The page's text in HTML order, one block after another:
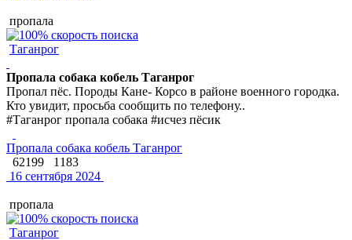
пропала
Таганрог
Пропала собака кобель Таганрог
Пропал пёс. Породы Кане- Корсо в районе военного городка.
Кто увидит, просьба сообщить по телефону..
#Таганрог пропала собака #исчез пёсик
Пропала собака кобель Таганрог
62199
1183
16 сентября 2024
пропала
Таганрог